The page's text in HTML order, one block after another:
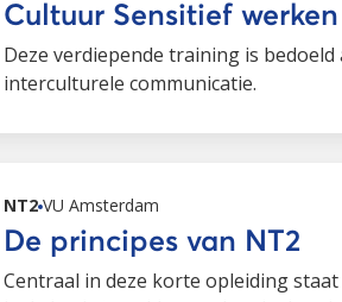
Cultuur Sensitief
Deze verdiepende training is
interculturele communicatie.
NT2 VU Amsterdam
De principes van NT2
Centraal in deze korte opleiding